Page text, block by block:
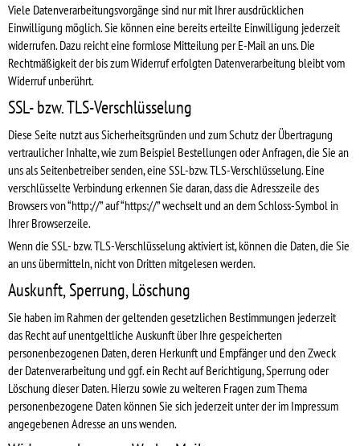
Viele Datenverarbeitungsvorgänge sind nur mit Ihrer ausdrücklichen
Einwilligung möglich. Sie können eine bereits erteilte Einwilligung jederzeit
widerrufen. Dazu reicht eine formlose Mitteilung per E-Mail an uns. Die
Rechtmäßigkeit der bis zum Widerruf erfolgten Datenverarbeitung bleibt vom
Widerruf unberührt.
SSL- bzw. TLS-Verschlüsselung
Diese Seite nutzt aus Sicherheitsgründen und zum Schutz der Übertragung
vertraulicher Inhalte, wie zum Beispiel Bestellungen oder Anfragen, die Sie an
uns als Seitenbetreiber senden, eine SSL-bzw. TLS-Verschlüsselung. Eine
verschlüsselte Verbindung erkennen Sie daran, dass die Adresszeile des
Browsers von “http://” auf “https://” wechselt und an dem Schloss-Symbol in
Ihrer Browserzeile.
Wenn die SSL- bzw. TLS-Verschlüsselung aktiviert ist, können die Daten, die Sie
an uns übermitteln, nicht von Dritten mitgelesen werden.
Auskunft, Sperrung, Löschung
Sie haben im Rahmen der geltenden gesetzlichen Bestimmungen jederzeit
das Recht auf unentgeltliche Auskunft über Ihre gespeicherten
personenbezogenen Daten, deren Herkunft und Empfänger und den Zweck
der Datenverarbeitung und ggf. ein Recht auf Berichtigung, Sperrung oder
Löschung dieser Daten. Hierzu sowie zu weiteren Fragen zum Thema
personenbezogene Daten können Sie sich jederzeit unter der im Impressum
angegebenen Adresse an uns wenden.